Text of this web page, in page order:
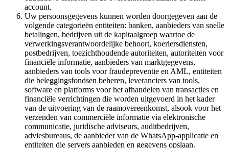
account.
Uw persoonsgegevens kunnen worden doorgegeven aan de
volgende categorieën entiteiten: banken, aanbieders van snelle
betalingen, bedrijven uit de kapitaalgroep waartoe de
verwerkingsverantwoordelijke behoort, koeriersdiensten,
postbedrijven, toezichthoudende autoriteiten, autoriteiten voor
financiële informatie, aanbieders van marktgegevens,
aanbieders van tools voor fraudepreventie en AML, entiteiten
die beleggingsfondsen beheren, leveranciers van tools,
software en platforms voor het afhandelen van transacties en
financiële verrichtingen die worden uitgevoerd in het kader
van de uitvoering van de raamovereenkomst, alsook voor het
verzenden van commerciële informatie via elektronische
communicatie, juridische adviseurs, auditbedrijven,
adviesbureaus, de aanbieder van de WhatsApp-applicatie en
entiteiten die servers aanbieden en gegevens opslaan.